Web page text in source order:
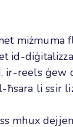
id-
ir-reels ġew
li ssir
mhux